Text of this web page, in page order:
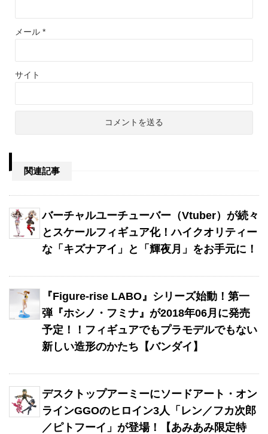
メール *
サイト
関連記事
バーチャルユーチューバー（Vtuber）が続々
とスケールフィギュア化！ハイクオリティー
な「キズナアイ」と「輝夜月」をお手元に！
『Figure-rise LABO』シリーズ始動！第一
弾『ホシノ・フミナ』が2018年06月に発売
予定！！フィギュアでもプラモデルでもない
新しい造形のかたち【バンダイ】
デスクトップアーミーにソードアート・オン
ラインGGOのヒロイン3人「レン／フカ次郎
／ピトフーイ」が登場！【あみあみ限定特